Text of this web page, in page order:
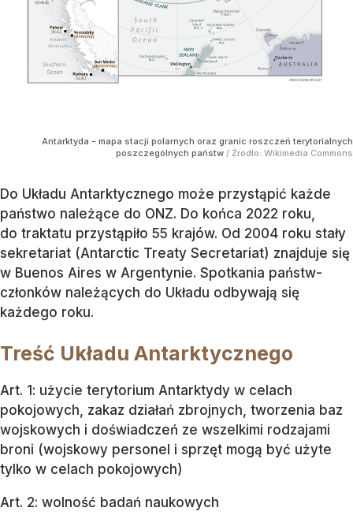
Antarktyda - mapa stacji polarnych oraz granic roszczeń terytorialnych
poszczególnych państw / Źródło: Wikimedia Commons
Do Układu Antarktycznego może przystąpić każde
państwo należące do ONZ. Do końca 2022 roku,
do traktatu przystąpiło 55 krajów. Od 2004 roku stały
sekretariat (Antarctic Treaty Secretariat) znajduje się
w Buenos Aires w Argentynie. Spotkania państw-
członków należących do Układu odbywają się
każdego roku.
Treść Układu Antarktycznego
Art. 1: użycie terytorium Antarktydy w celach
pokojowych, zakaz działań zbrojnych, tworzenia baz
wojskowych i doświadczeń ze wszelkimi rodzajami
broni (wojskowy personel i sprzęt mogą być użyte
tylko w celach pokojowych)
Art. 2: wolność badań naukowych